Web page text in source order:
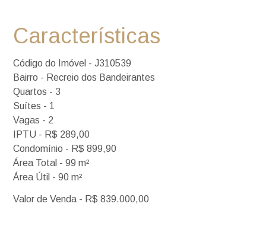
Características
Código do Imóvel - J310539
Bairro - Recreio dos Bandeirantes
Quartos - 3
Suítes - 1
Vagas - 2
IPTU - R$ 289,00
Condomínio - R$ 899,90
Área Total - 99 m²
Área Útil - 90 m²
Valor de Venda - R$ 839.000,00